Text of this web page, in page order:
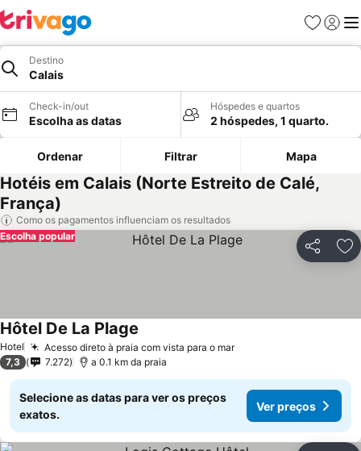
Favoritos
Iniciar
Destino
Calais
Check-in/out
Escolha as datas
Hóspedes e quartos
2 hóspedes, 1 quarto.
Ordenar Filtrar Mapa
Hotéis em Calais (Norte Estreito de Calé,
França)
Como os pagamentos influenciam os resultados
Partilhar
Escolha popular
Hotel Acesso direto à praia com vista para o mar
Hôtel De La Plage
7,3 7.272 a 0.1 km da praia
Selecione as datas para ver os preços
exatos.
Ver preços